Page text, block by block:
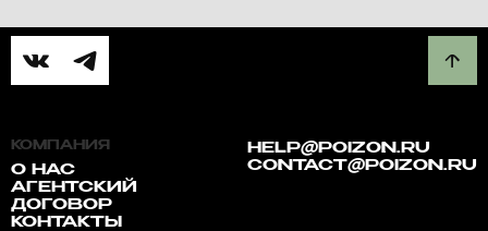
КОМПАНИЯ
О НАС
АГЕНТСКИЙ
ДОГОВОР
КОНТАКТЫ
HELP@POIZON.RU
CONTACT@POIZON.RU